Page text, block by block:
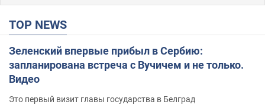
TOP NEWS
Зеленский впервые прибыл в Сербию:
запланирована встреча с Вучичем и не только.
Видео
Это первый визит главы государства в Белград